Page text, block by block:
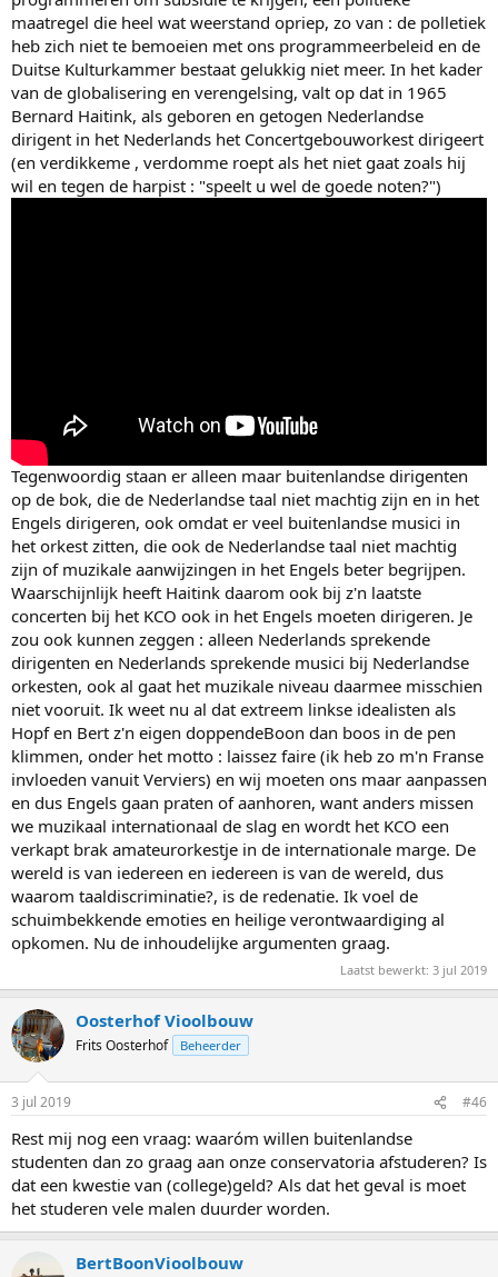
maatregel die heel wat weerstand opriep, zo van : de polletiek
heb zich niet te bemoeien met ons programmeerbeleid en de
Duitse Kulturkammer bestaat gelukkig niet meer. In het kader
van de globalisering en verengelsing, valt op dat in 1965
Bernard Haitink, als geboren en getogen Nederlandse
dirigent in het Nederlands het Concertgebouworkest dirigeert
(en verdikkeme , verdomme roept als het niet gaat zoals hij
wil en tegen de harpist : "speelt u wel de goede noten?")
Tegenwoordig staan er alleen maar buitenlandse dirigenten
op de bok, die de Nederlandse taal niet machtig zijn en in het
Engels dirigeren, ook omdat er veel buitenlandse musici in
het orkest zitten, die ook de Nederlandse taal niet machtig
zijn of muzikale aanwijzingen in het Engels beter begrijpen.
Waarschijnlijk heeft Haitink daarom ook bij z'n laatste
concerten bij het KCO ook in het Engels moeten dirigeren. Je
zou ook kunnen zeggen : alleen Nederlands sprekende
dirigenten en Nederlands sprekende musici bij Nederlandse
orkesten, ook al gaat het muzikale niveau daarmee misschien
niet vooruit. Ik weet nu al dat extreem linkse idealisten als
Hopf en Bert z'n eigen doppendeBoon dan boos in de pen
klimmen, onder het motto : laissez faire (ik heb zo m'n Franse
invloeden vanuit Verviers) en wij moeten ons maar aanpassen
en dus Engels gaan praten of aanhoren, want anders missen
we muzikaal internationaal de slag en wordt het KCO een
verkapt brak amateurorkestje in de internationale marge. De
wereld is van iedereen en iedereen is van de wereld, dus
waarom taaldiscriminatie?, is de redenatie. Ik voel de
schuimbekkende emoties en heilige verontwaardiging al
opkomen. Nu de inhoudelijke argumenten graag.
Laatst bewerkt: 3 jul 2019
Oosterhof Vioolbouw
Frits Oosterhof Beheerder
3 jul 2019 #46
Rest mij nog een vraag: waaróm willen buitenlandse
studenten dan zo graag aan onze conservatoria afstuderen? Is
dat een kwestie van (college)geld? Als dat het geval is moet
het studeren vele malen duurder worden.
BertBoonVioolbouw